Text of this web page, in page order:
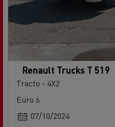
Renault Trucks T 519
Tracto - 4X2
Euro 6
07/10/2024